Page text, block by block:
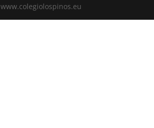
www.colegiolospinos.eu